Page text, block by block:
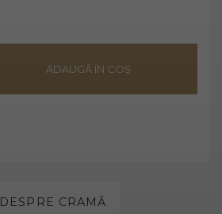
ADAUGĂ ÎN COȘ
DESPRE CRAMĂ